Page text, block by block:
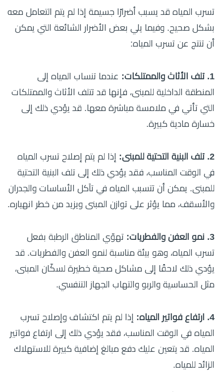
تسرب المياه قد يسبب أضرارًا جسيمة إذا لم يتم التعامل معه
بشكل صحيح. وفيما يلي بعض الأضرار الشائعة التي يمكن
أن تنتج عن تسرب المياه:
1. تلف الأثاث والممتلكات:
عندما تنساب المياه إلى
المنطقة الداخلية للمبنى، فإنها قد تتلف الأثاث والممتلكات
التي تأتي في ملامسة مباشرة معها. قد يؤدي ذلك إلى
خسارة مادية كبيرة.
2. تلف البنية التحتية للمبنى:
إذا لم يتم إصلاح تسرب المياه
في الوقت المناسب، فقد يؤدي ذلك إلى تلف البنية التحتية
للمبنى. يمكن أن تتسبب المياه في تآكل الأساسات والجدران
والأسقف، مما يؤثر على توازن المبنى ويزيد من خطر انهياره.
3. نمو العفن والفطريات:
تهوّي المناطق الرطبة بفعل
تسرب المياه، وهو بيئة مناسبة لنمو العفن والفطريات. قد
يؤدي ذلك لاحقًا إلى مشاكل صحية خطيرة لسكّان المبنى،
مثل الحساسية والربو والتهاب الجهاز التنفسي.
4. ارتفاع فواتير المياه:
إذا لم يتم اكتشاف وإصلاح تسرب
المياه في الوقت المناسب، فقد يؤدي ذلك إلى ارتفاع فواتير
المياه. قد يتعين عليك دفع مبالغ إضافية كبيرة للاستهلاك
الزائد للمياه.